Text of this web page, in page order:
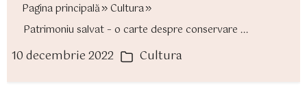
Pagina principală
Cultura
Patrimoniu salvat – o carte despre conservare ...
10 decembrie 2022 Categorii
Cultura